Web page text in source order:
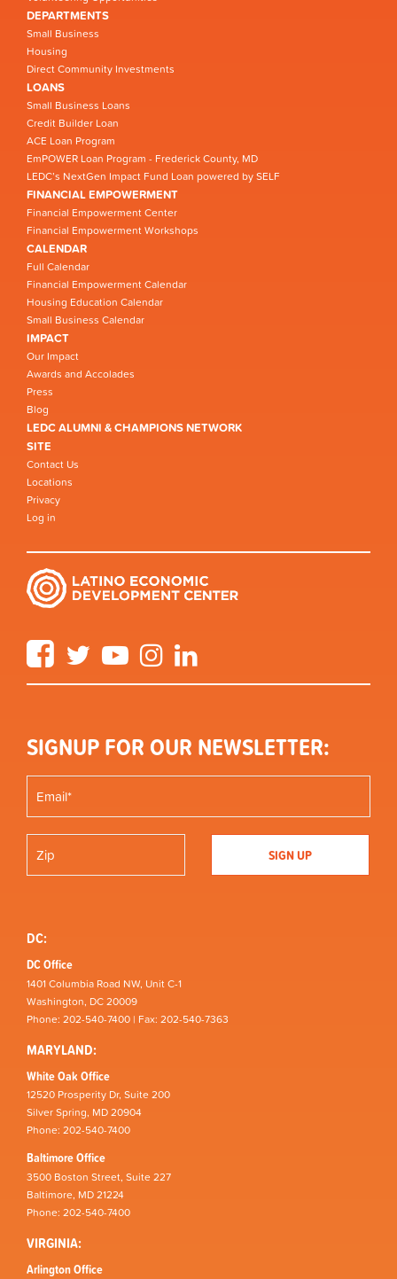
DEPARTMENTS
Small Business
Housing
Direct Community Investments
LOANS
Small Business Loans
Credit Builder Loan
ACE Loan Program
EmPOWER Loan Program - Frederick County, MD
LEDC’s NextGen Impact Fund Loan powered by SELF
FINANCIAL EMPOWERMENT
Financial Empowerment Center
Financial Empowerment Workshops
CALENDAR
Full Calendar
Financial Empowerment Calendar
Housing Education Calendar
Small Business Calendar
IMPACT
Our Impact
Awards and Accolades
Press
Blog
LEDC ALUMNI & CHAMPIONS NETWORK
SITE
Contact Us
Locations
Privacy
Log in
FacebookTwitter YouTube Instagram
SIGNUP FOR OUR NEWSLETTER:
DC:
DC Office
1401 Columbia Road NW, Unit C-1
Washington, DC 20009
Phone: 202-540-7400 | Fax: 202-540-7363
MARYLAND:
White Oak Office
12520 Prosperity Dr, Suite 200
Silver Spring, MD 20904
Phone: 202-540-7400
Baltimore Office
3500 Boston Street, Suite 227
Baltimore, MD 21224
Phone: 202-540-7400
VIRGINIA:
Arlington Office